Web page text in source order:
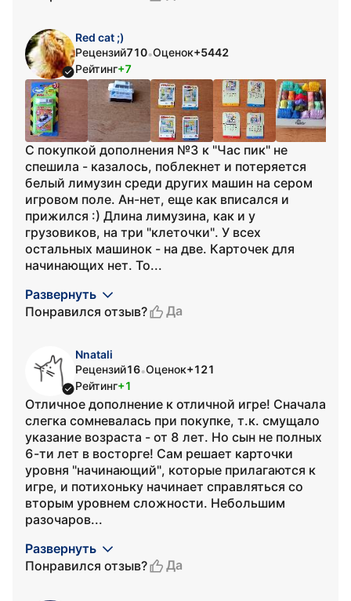
Red cat ;)
Рецензий710•Оценок+5442
Рейтинг+7
С покупкой дополнения №3 к "Час пик" не
спешила - казалось, поблекнет и потеряется
белый лимузин среди других машин на сером
игровом поле. Ан-нет, еще как вписался и
прижился :) Длина лимузина, как и у
грузовиков, на три "клеточки". У всех
остальных машинок - на две. Карточек для
начинающих нет. То...
Развернуть
Понравился отзыв?
Да
Nnatali
Рецензий16•Оценок+121
Рейтинг+1
Отличное дополнение к отличной игре! Сначала
слегка сомневалась при покупке, т.к. смущало
указание возраста - от 8 лет. Но сын не полных
6-ти лет в восторге! Сам решает карточки
уровня "начинающий", которые прилагаются к
игре, и потихоньку начинает справляться со
вторым уровнем сложности. Небольшим
разочаров...
Развернуть
Понравился отзыв?
Да